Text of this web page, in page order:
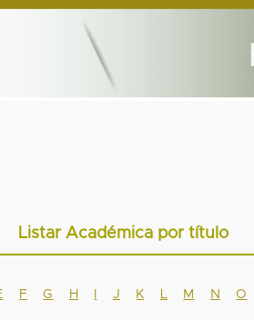
Listar Académica por título
F G H J K M N O